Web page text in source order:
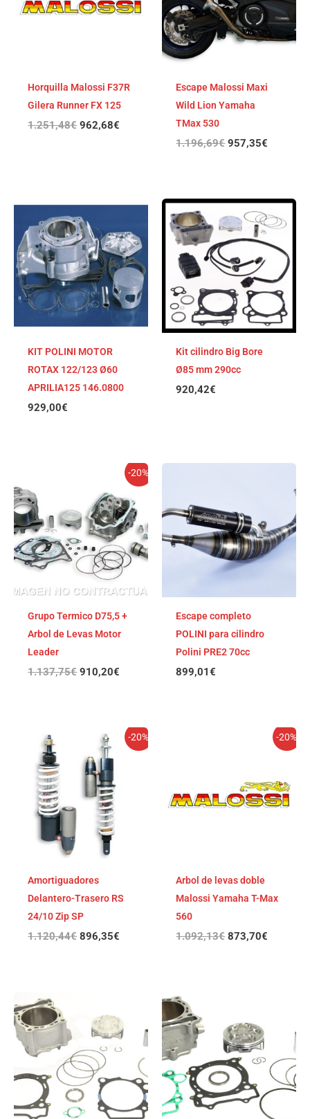
Horquilla Malossi F37R
Gilera Runner FX 125
1.251,48€ 962,68€
Escape Malossi Maxi
Wild Lion Yamaha
TMax 530
1.196,69€ 957,35€
KIT POLINI MOTOR
ROTAX 122/123 Ø60
APRILIA125 146.0800
929,00€
Kit cilindro Big Bore
Ø85 mm 290cc
920,42€
-20%
Grupo Termico D75,5 +
Arbol de Levas Motor
Leader
1.137,75€
original
era:
1.137,75€.
910,20€
El
precio
actual
es:
910,20€.
Escape completo
POLINI para cilindro
Polini PRE2 70cc
899,01€
-20%
Amortiguadores
Delantero-Trasero RS
24/10 Zip SP
1.120,44€
precio
original
era:
1.120,44€.
896,35€
El
precio
-20%
Arbol de levas doble
Malossi Yamaha T-Max
560
1.092,13€
1.092,13€.
873,70€
El
precio
873,70€.